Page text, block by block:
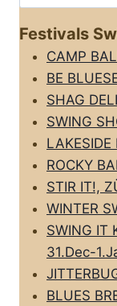
Festivals
CAMP
BE
SHAG
SWING
ROCKY
STIR IT!,
WINTER
SWING IT
31.Dec-
BLUES